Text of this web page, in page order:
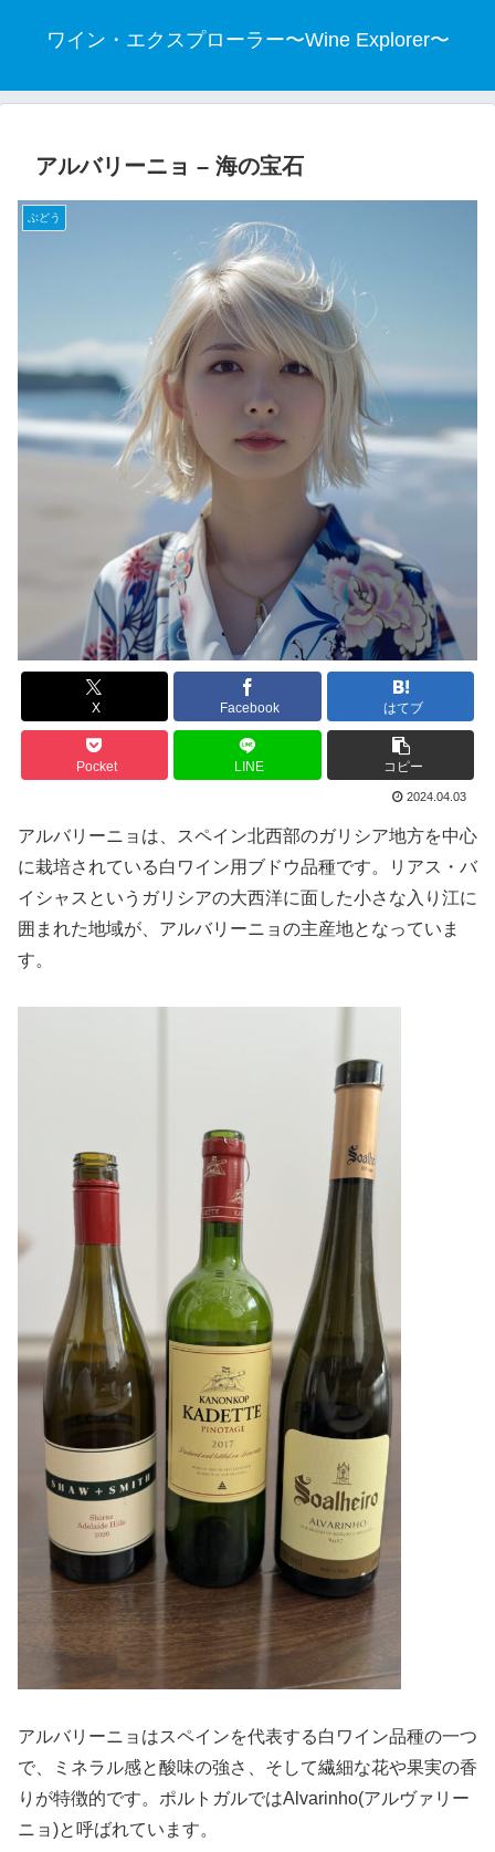
ワイン・エクスプローラー〜Wine Explorer〜
アルバリーニョ – 海の宝石
ぶどう
X Facebook はてブ
Pocket LINE コピー
2024.04.03
アルバリーニョは、スペイン北西部のガリシア地方を中心
に栽培されている白ワイン用ブドウ品種です。リアス・バ
イシャスというガリシアの大西洋に面した小さな入り江に
囲まれた地域が、アルバリーニョの主産地となっていま
す。
アルバリーニョはスペインを代表する白ワイン品種の一つ
で、ミネラル感と酸味の強さ、そして繊細な花や果実の香
りが特徴的です。ポルトガルではAlvarinho(アルヴァリー
ニョ)と呼ばれています。